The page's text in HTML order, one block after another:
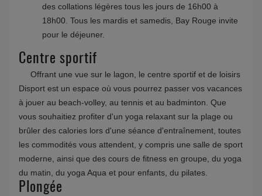
des collations légères tous les jours de 16h00 à
18h00. Tous les mardis et samedis, Bay Rouge invite
pour le déjeuner.
Centre sportif
Offrant une vue sur le lagon, le centre sportif et de loisirs
Disport est un espace où vous pourrez passer vos vacances
à jouer au beach-volley, au tennis et au badminton. Que
vous souhaitiez profiter d'un yoga relaxant sur la plage ou
brûler des calories lors d'une séance d'entraînement, toutes
les commodités vous attendent, y compris une salle de sport
moderne, ainsi que des cours de fitness en groupe, du yoga
du matin, du yoga Aqua et pour enfants, du pilates.
Plongée